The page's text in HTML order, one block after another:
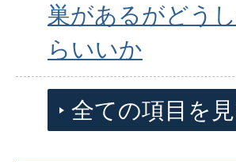
巣があるがどう
らいいか
全ての項目を